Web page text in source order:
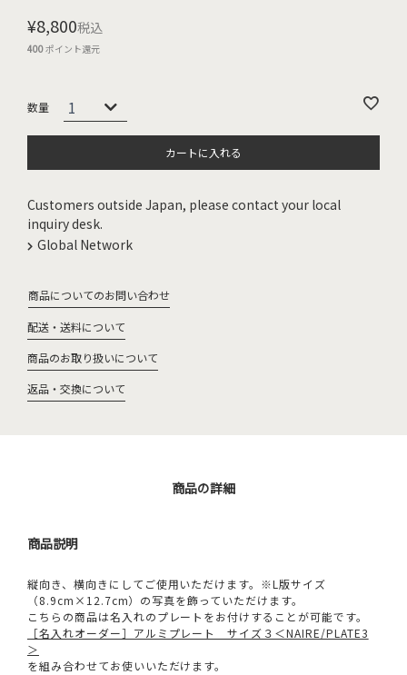
¥8,800税込
400ポイント還元
カートに入れる
Customers outside Japan, please contact your local
inquiry desk.
Global Network
商品についてのお問い合わせ
配送・送料について
商品のお取り扱いについて
返品・交換について
商品の詳細
商品説明
縦向き、横向きにしてご使用いただけます。※L版サイズ
（8.9cm×12.7cm）の写真を飾っていただけます。
こちらの商品は名入れのプレートをお付けすることが可能です。
［名入れオーダー］アルミプレート サイズ３＜NAIRE/PLATE3
＞
を組み合わせてお使いいただけます。